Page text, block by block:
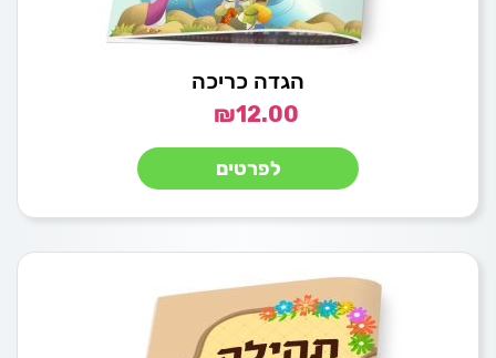
הגדה כריכה
₪12.00
לפרטים